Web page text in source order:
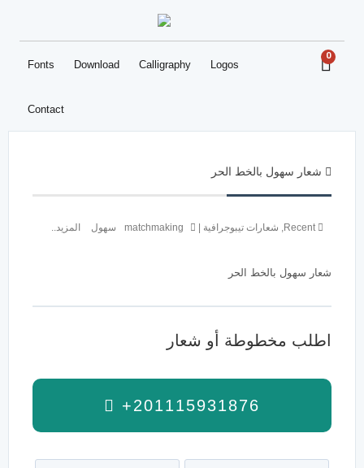
Fonts Download Calligraphy Logos
Contact
0
شعار سهول بالخط الحر
Recent شعارات تيبوجرافية |
matchmaking سهول المزيد..
شعار سهول بالخط الحر
اطلب مخطوطة أو شعار
+201115931876